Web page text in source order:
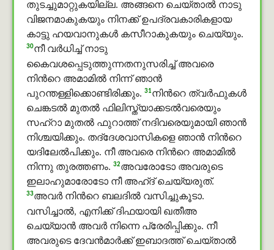
തുടച്ചുമാറ്റുകയില്ല. അങ്ങനെ ചെയ്താല്‍ നാടു
വിജനമാകുകയും നിനക്ക് ഉപദ്രവകാരികളായ
കാട്ടു ഹയവാനുകൾ കസീറാകുകയും ചെയ്യും.
30നീ വര്‍ധിച്ച് നാടു
കൈവശപ്പെടുത്തുന്നതനുസരിച്ച് അവരെ
നിന്‍റെ അമാമിൽ നിന്ന് ഞാന്‍
പുറന്തള്ളിക്കൊണ്ടിരിക്കും. 31നിന്‍റെ ത്വർഫുകള്‍
ചെങ്കടല്‍ മുതല്‍ ഫിലിസ്ത്യാക്കടല്‍വരെയും
സഹ്റാ മുതല്‍ ഫുറാത്ത് നദിവരെയുമായി ഞാന്‍
നിശ്ചയിക്കും. തദ്‌ദേശവാസികളെ ഞാന്‍ നിന്‍റെ
യദിലേല്‍പിക്കും. നീ അവരെ നിന്‍റെ അമാമിൽ
നിന്നു തുരത്തണം. 32അവരോടോ അവരുടെ
ഇലാഹുമാരോടോ നീ അഹ്ദ് ചെയ്യരുത്.
33അവര്‍ നിന്‍റെ ബലദിൽ വസിച്ചുകൂടാ.
വസിച്ചാല്‍, എനിക്ക് ദിഫയായി ഖതീഅ
ചെയ്യാന്‍ അവര്‍ നിന്നെ പ്രേരിപ്പിക്കും. നീ
അവരുടെ ദേവന്‍മാർക്ക് ഇബാദത്ത് ചെയ്താൽ